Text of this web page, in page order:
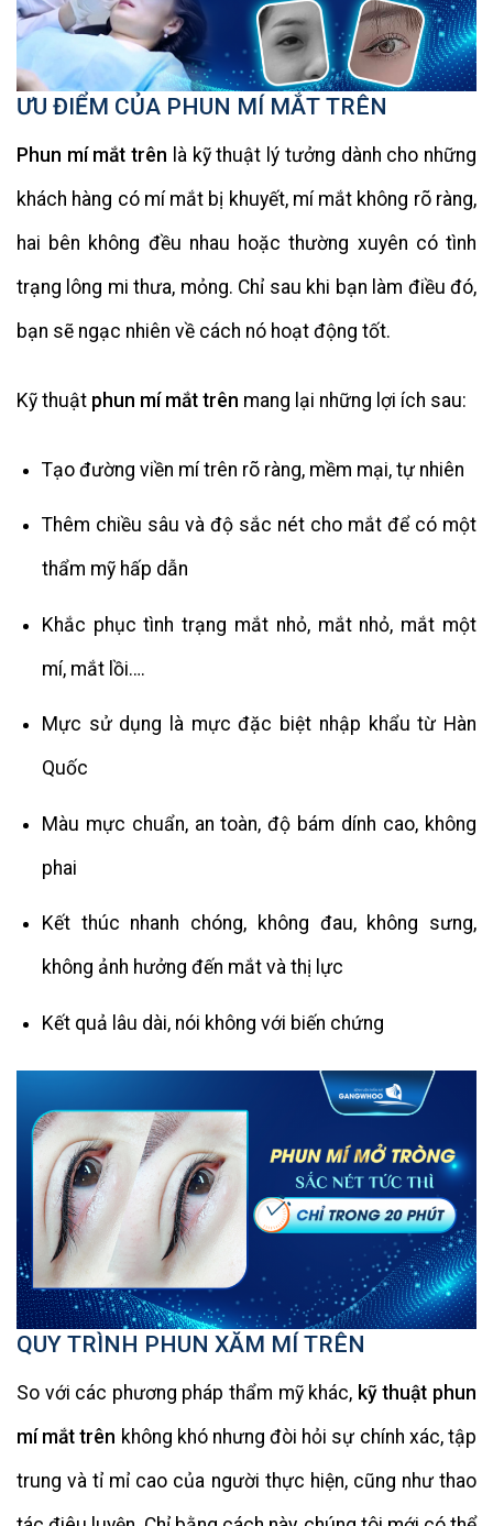
ƯU ĐIỂM CỦA PHUN MÍ MẮT TRÊN
Phun mí mắt trên là kỹ thuật lý tưởng dành cho những
khách hàng có mí mắt bị khuyết, mí mắt không rõ ràng,
hai bên không đều nhau hoặc thường xuyên có tình
trạng lông mi thưa, mỏng. Chỉ sau khi bạn làm điều đó,
bạn sẽ ngạc nhiên về cách nó hoạt động tốt.
Kỹ thuật phun mí mắt trên mang lại những lợi ích sau:
Tạo đường viền mí trên rõ ràng, mềm mại, tự nhiên
Thêm chiều sâu và độ sắc nét cho mắt để có một
thẩm mỹ hấp dẫn
Khắc phục tình trạng mắt nhỏ, mắt nhỏ, mắt một
mí, mắt lồi….
Mực sử dụng là mực đặc biệt nhập khẩu từ Hàn
Quốc
Màu mực chuẩn, an toàn, độ bám dính cao, không
phai
Kết thúc nhanh chóng, không đau, không sưng,
không ảnh hưởng đến mắt và thị lực
Kết quả lâu dài, nói không với biến chứng
QUY TRÌNH PHUN XĂM MÍ TRÊN
So với các phương pháp thẩm mỹ khác, kỹ thuật phun
mí mắt trên không khó nhưng đòi hỏi sự chính xác, tập
trung và tỉ mỉ cao của người thực hiện, cũng như thao